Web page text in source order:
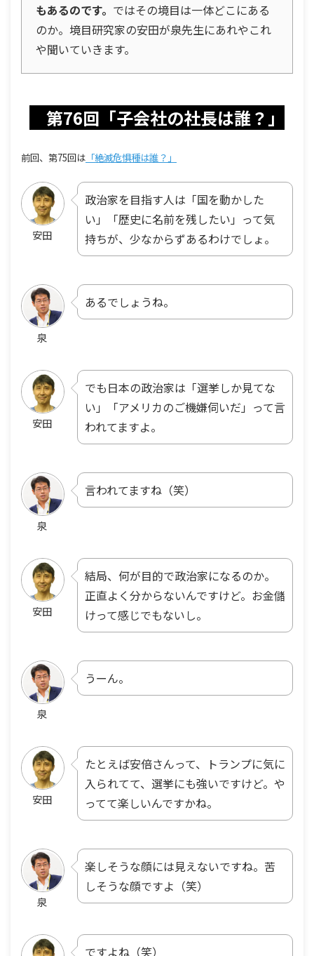
もあるのです。 ではその境目は一体どこにある
のか。境目研究家の安田が泉先生にあれやこれ
や聞いていきます。
第76回「子会社の社長は誰？」
前回、第75回は 「絶滅危惧種は誰？」
安田
政治家を目指す人は「国を動かした
い」「歴史に名前を残したい」って気
持ちが、少なからずあるわけでしょ。
泉
あるでしょうね。
安田
でも日本の政治家は「選挙しか見てな
い」「アメリカのご機嫌伺いだ」って言
われてますよ。
泉
言われてますね（笑）
安田
結局、何が目的で政治家になるのか。
正直よく分からないんですけど。お金儲
けって感じでもないし。
泉
うーん。
安田
たとえば安倍さんって、トランプに気に
入られてて、選挙にも強いですけど。や
ってて楽しいんですかね。
泉
楽しそうな顔には見えないですね。苦
しそうな顔ですよ（笑）
ですよね（笑）